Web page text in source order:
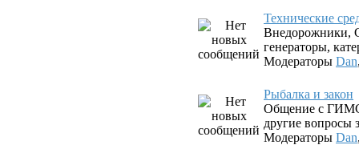
Технические
Внедорожники,
генераторы,
Модераторы Dan
Рыбалка и закон
Общение с
другие вопросы
Модераторы Dan